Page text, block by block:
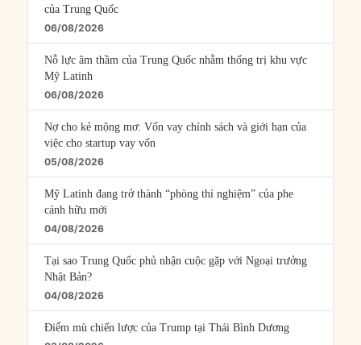
của Trung Quốc
06/08/2026
Nỗ lực âm thầm của Trung Quốc nhằm thống trị khu vực
Mỹ Latinh
06/08/2026
Nợ cho kẻ mộng mơ: Vốn vay chính sách và giới hạn của
việc cho startup vay vốn
05/08/2026
Mỹ Latinh đang trở thành “phòng thí nghiệm” của phe
cánh hữu mới
04/08/2026
Tại sao Trung Quốc phủ nhận cuộc gặp với Ngoại trưởng
Nhật Bản?
04/08/2026
Điểm mù chiến lược của Trump tại Thái Bình Dương